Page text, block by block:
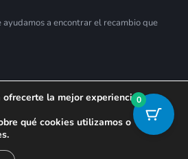
a encontrar el recambio que
la mejor experiencia en
qué cookies utilizamos o
0